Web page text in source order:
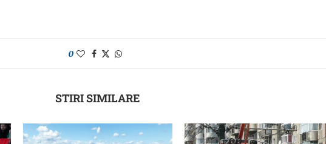
0
STIRI SIMILARE